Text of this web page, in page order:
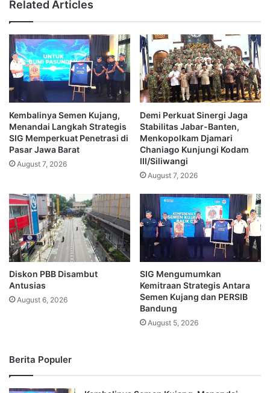
Related Articles
Kembalinya Semen Kujang,
Menandai Langkah Strategis
SIG Memperkuat Penetrasi di
Pasar Jawa Barat
August 7, 2026
Demi Perkuat Sinergi Jaga
Stabilitas Jabar-Banten,
Menkopolkam Djamari
Chaniago Kunjungi Kodam
III/Siliwangi
August 7, 2026
Diskon PBB Disambut
Antusias
August 6, 2026
SIG Mengumumkan
Kemitraan Strategis Antara
Semen Kujang dan PERSIB
Bandung
August 5, 2026
Berita Populer